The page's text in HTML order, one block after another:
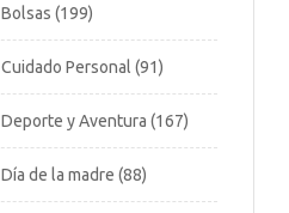
Bolsas 199
Cuidado Personal 91
Deporte y Aventura 167
Día de la madre 88